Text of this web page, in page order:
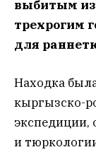
выбитым
трехрогим
для
Находка
кыргызско-
экспедиции,
и